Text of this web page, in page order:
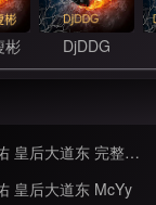
彬 DjDDG
大道东 完整版 McYy
皇后大道东 McYy